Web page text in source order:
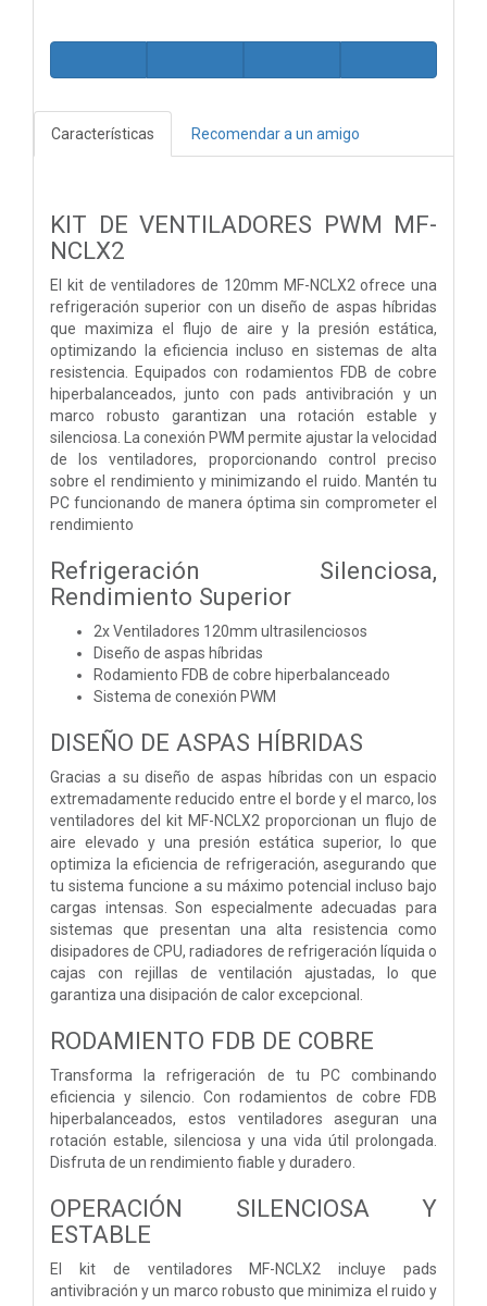
Características Recomendar a un amigo
KIT DE VENTILADORES PWM MF-
NCLX2
El kit de ventiladores de 120mm MF-NCLX2 ofrece una
refrigeración superior con un diseño de aspas híbridas
que maximiza el flujo de aire y la presión estática,
optimizando la eficiencia incluso en sistemas de alta
resistencia. Equipados con rodamientos FDB de cobre
hiperbalanceados, junto con pads antivibración y un
marco robusto garantizan una rotación estable y
silenciosa. La conexión PWM permite ajustar la velocidad
de los ventiladores, proporcionando control preciso
sobre el rendimiento y minimizando el ruido. Mantén tu
PC funcionando de manera óptima sin comprometer el
rendimiento
Refrigeración Silenciosa,
Rendimiento Superior
2x Ventiladores 120mm ultrasilenciosos
Diseño de aspas híbridas
Rodamiento FDB de cobre hiperbalanceado
Sistema de conexión PWM
DISEÑO DE ASPAS HÍBRIDAS
Gracias a su diseño de aspas híbridas con un espacio
extremadamente reducido entre el borde y el marco, los
ventiladores del kit MF-NCLX2 proporcionan un flujo de
aire elevado y una presión estática superior, lo que
optimiza la eficiencia de refrigeración, asegurando que
tu sistema funcione a su máximo potencial incluso bajo
cargas intensas. Son especialmente adecuadas para
sistemas que presentan una alta resistencia como
disipadores de CPU, radiadores de refrigeración líquida o
cajas con rejillas de ventilación ajustadas, lo que
garantiza una disipación de calor excepcional.
RODAMIENTO FDB DE COBRE
Transforma la refrigeración de tu PC combinando
eficiencia y silencio. Con rodamientos de cobre FDB
hiperbalanceados, estos ventiladores aseguran una
rotación estable, silenciosa y una vida útil prolongada.
Disfruta de un rendimiento fiable y duradero.
OPERACIÓN SILENCIOSA Y
ESTABLE
El kit de ventiladores MF-NCLX2 incluye pads
antivibración y un marco robusto que minimiza el ruido y